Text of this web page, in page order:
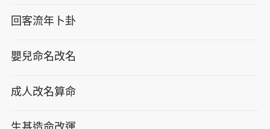
回客流年卜卦
嬰兒命名改名
成人改名算命